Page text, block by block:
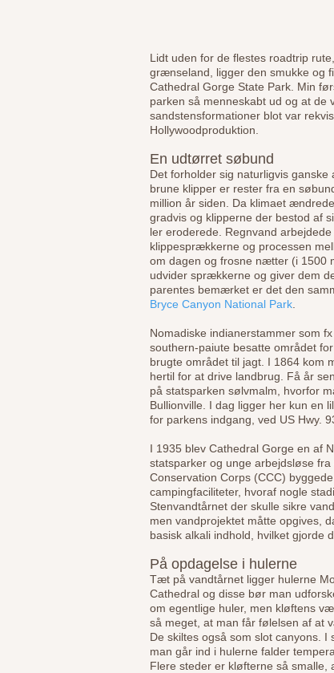
Lidt uden for de flestes roadtrip
grænseland, ligger den smukke og
Cathedral Gorge State Park. Min
parken så menneskabt ud og at de
sandstensformationer blot var
Hollywoodproduktion.
En udtørret søbund
Det forholder sig naturligvis ganske
brune klipper er rester fra en
million år siden. Da klimaet
gradvis og klipperne der bestod af
ler eroderede. Regnvand
klippesprækkerne og processen
om dagen og frosne nætter (i 1500
udvider sprækkerne og giver dem
parentes bemærket er det den
Bryce Canyon National Park
Nomadiske indianerstammer som
southern-paiute besatte området
brugte området til jagt. I 1864 kom
hertil for at drive landbrug. Få år
på statsparken sølvmalm, hvorfor
Bullionville. I dag ligger her kun en
for parkens indgang, ved US Hwy.
I 1935 blev Cathedral Gorge en af
statsparker og unge arbejdsløse fra
Conservation Corps (CCC)
campingfaciliteter, hvoraf nogle
Stenvandtårnet der skulle sikre
men vandprojektet måtte opgives,
basisk alkali indhold, hvilket gjorde
På opdagelse i hulerne
Tæt på vandtårnet ligger hulerne
Cathedral og disse bør man
om egentlige huler, men kløftens
så meget, at man får følelsen af at
De skiltes også som slot canyons. I
man går ind i hulerne falder
Flere steder er kløfterne så smalle,